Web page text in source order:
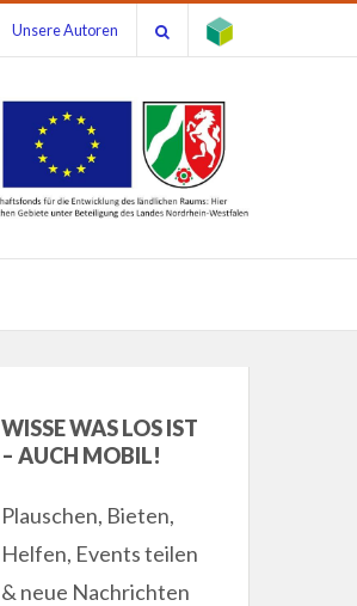
Unsere Autoren
WISSE WAS LOS IST
– AUCH MOBIL!
Plauschen, Bieten,
Helfen, Events teilen
& neue Nachrichten